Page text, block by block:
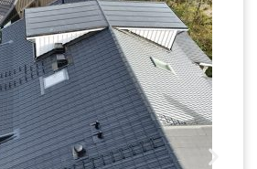
Läs mer >